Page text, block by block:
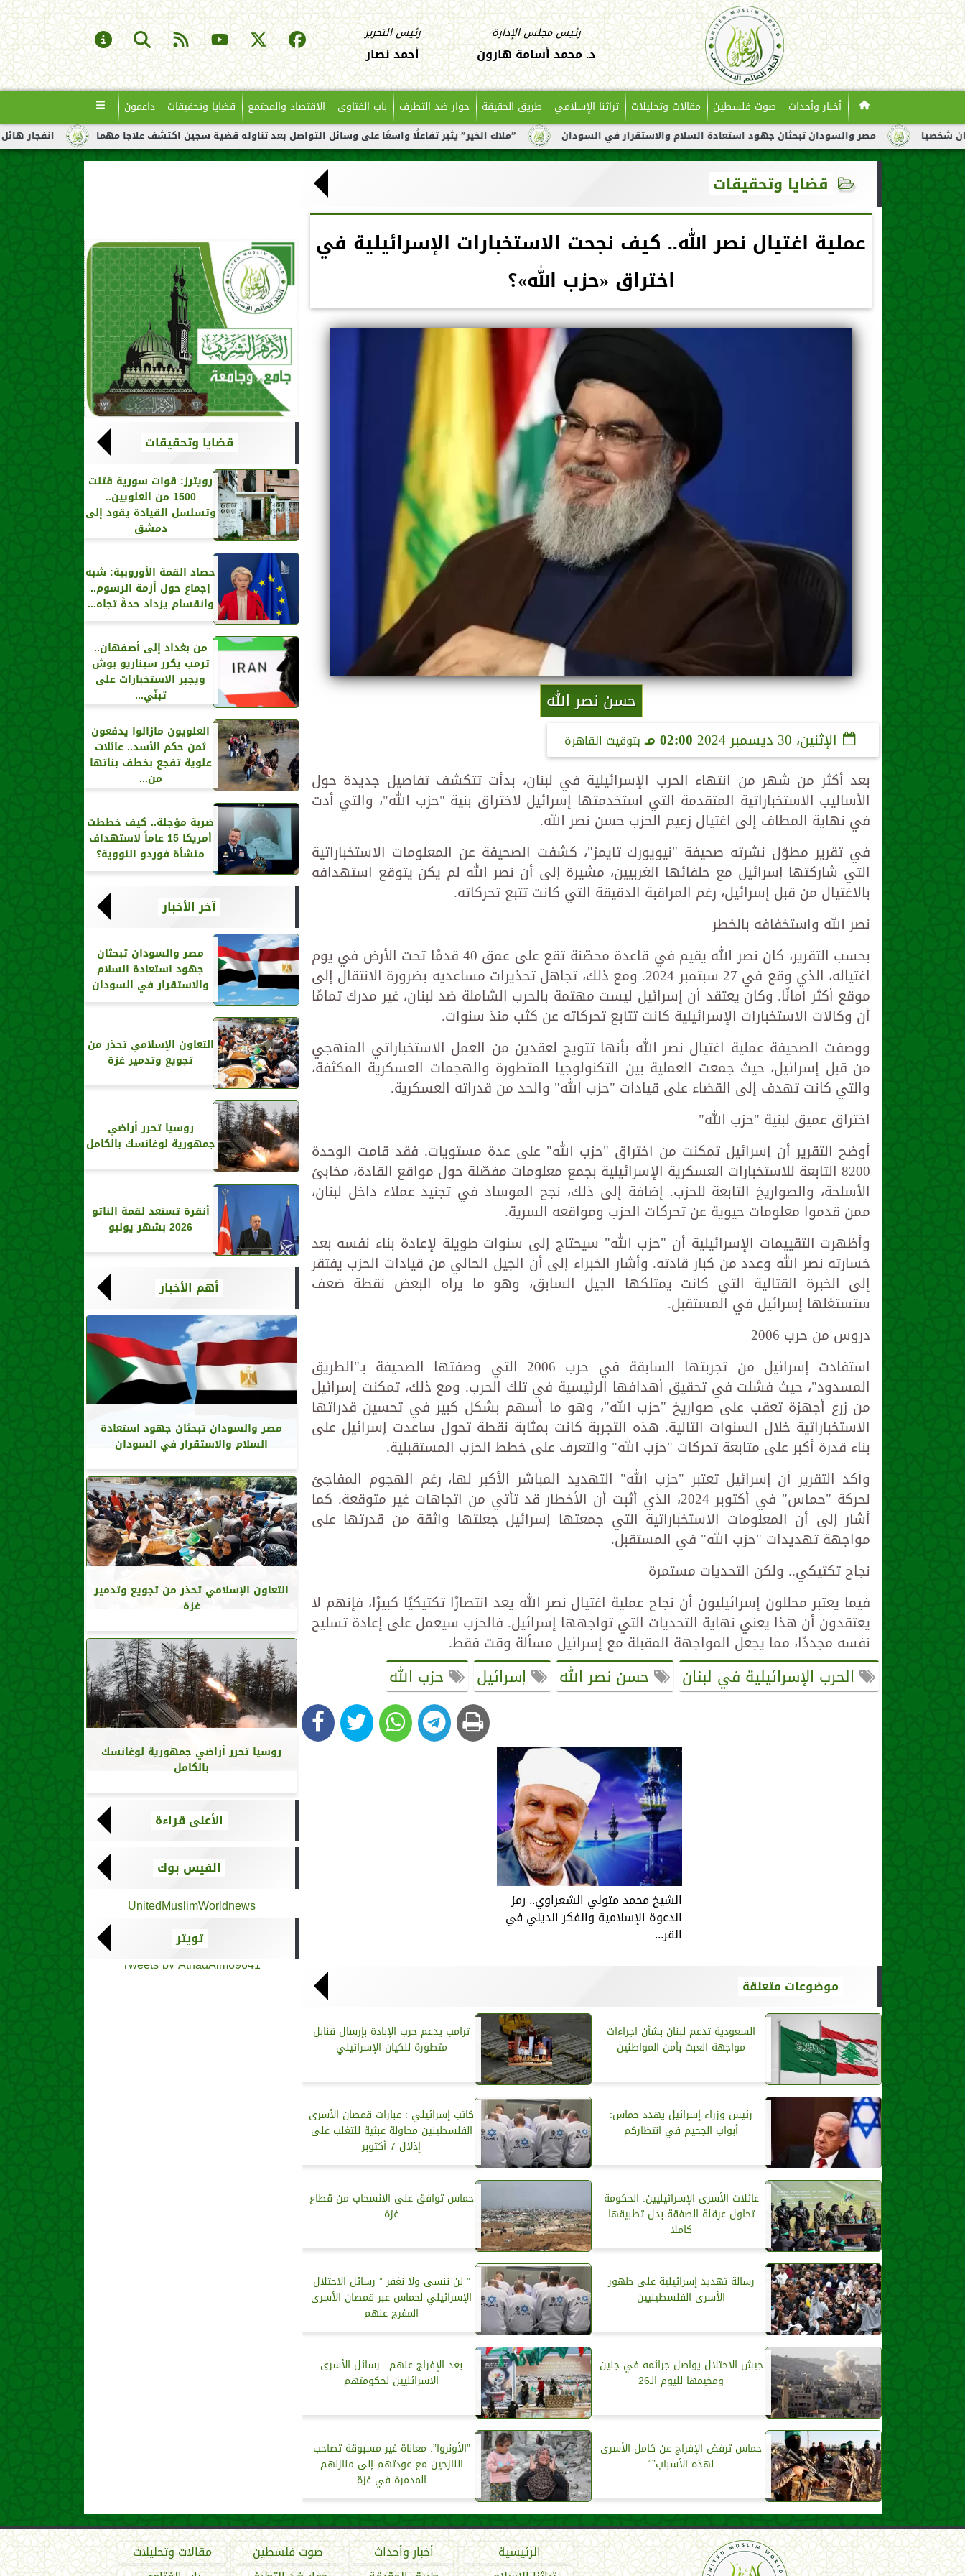
رئيس مجلس الإدارة
د. محمد أسامة هارون
رئيس التحرير
أحمد نصار
أخبار وأحداث صوت فلسطين مقالات وتحليلات تراثنا الإسلامي طريق الحقيقة حوار ضد التطرف باب الفتاوى الاقتصاد والمجتمع قضايا وتحقيقات داعمون
انفجار هائل لناقلة نفط ”ملاك الخير” يثير تفاعلًا واسعًا على وسائل التواصل بعد تناوله قضية سجين اكتشف علاجا مهما مصر والسودان تبحثان جهود استعادة السلام والاستقرار في السودان
قضايا وتحقيقات
عملية اغتيال نصر الله.. كيف نجحت الاستخبارات الإسرائيلية في
اختراق «حزب الله»؟
حسن نصر الله
الإثنين، 30 ديسمبر 2024 02:00 مـ بتوقيت القاهرة
بعد أكثر من شهر من انتهاء الحرب الإسرائيلية في لبنان، بدأت تتكشف تفاصيل جديدة حول
الأساليب الاستخباراتية المتقدمة التي استخدمتها إسرائيل لاختراق بنية "حزب الله"، والتي أدت
في نهاية المطاف إلى اغتيال زعيم الحزب حسن نصر الله.
في تقرير مطوّل نشرته صحيفة "نيويورك تايمز"، كشفت الصحيفة عن المعلومات الاستخباراتية
التي شاركتها إسرائيل مع حلفائها الغربيين، مشيرة إلى أن نصر الله لم يكن يتوقع استهدافه
بالاغتيال من قبل إسرائيل، رغم المراقبة الدقيقة التي كانت تتبع تحركاته.
نصر الله واستخفافه بالخطر
بحسب التقرير، كان نصر الله يقيم في قاعدة محصّنة تقع على عمق 40 قدمًا تحت الأرض في يوم
اغتياله، الذي وقع في 27 سبتمبر 2024. ومع ذلك، تجاهل تحذيرات مساعديه بضرورة الانتقال إلى
موقع أكثر أمانًا. وكان يعتقد أن إسرائيل ليست مهتمة بالحرب الشاملة ضد لبنان، غير مدرك تمامًا
أن وكالات الاستخبارات الإسرائيلية كانت تتابع تحركاته عن كثب منذ سنوات.
ووصفت الصحيفة عملية اغتيال نصر الله بأنها تتويج لعقدين من العمل الاستخباراتي المنهجي
من قبل إسرائيل، حيث جمعت العملية بين التكنولوجيا المتطورة والهجمات العسكرية المكثفة،
والتي كانت تهدف إلى القضاء على قيادات "حزب الله" والحد من قدراته العسكرية.
اختراق عميق لبنية "حزب الله"
أوضح التقرير أن إسرائيل تمكنت من اختراق "حزب الله" على عدة مستويات. فقد قامت الوحدة
8200 التابعة للاستخبارات العسكرية الإسرائيلية بجمع معلومات مفصّلة حول مواقع القادة، مخابئ
الأسلحة، والصواريخ التابعة للحزب. إضافة إلى ذلك، نجح الموساد في تجنيد عملاء داخل لبنان،
ممن قدموا معلومات حيوية عن تحركات الحزب ومواقعه السرية.
وأظهرت التقييمات الإسرائيلية أن "حزب الله" سيحتاج إلى سنوات طويلة لإعادة بناء نفسه بعد
خسارته نصر الله وعدد من كبار قادته. وأشار الخبراء إلى أن الجيل الحالي من قيادات الحزب يفتقر
إلى الخبرة القتالية التي كانت يمتلكها الجيل السابق، وهو ما يراه البعض نقطة ضعف
ستستغلها إسرائيل في المستقبل.
دروس من حرب 2006
استفادت إسرائيل من تجربتها السابقة في حرب 2006 التي وصفتها الصحيفة بـ"الطريق
المسدود"، حيث فشلت في تحقيق أهدافها الرئيسية في تلك الحرب. ومع ذلك، تمكنت إسرائيل
من زرع أجهزة تعقب على صواريخ "حزب الله"، وهو ما أسهم بشكل كبير في تحسين قدراتها
الاستخباراتية خلال السنوات التالية. هذه التجربة كانت بمثابة نقطة تحول ساعدت إسرائيل على
بناء قدرة أكبر على متابعة تحركات "حزب الله" والتعرف على خطط الحزب المستقبلية.
وأكد التقرير أن إسرائيل تعتبر "حزب الله" التهديد المباشر الأكبر لها، رغم الهجوم المفاجئ
لحركة "حماس" في أكتوبر 2024، الذي أثبت أن الأخطار قد تأتي من اتجاهات غير متوقعة. كما
أشار إلى أن المعلومات الاستخباراتية التي جمعتها إسرائيل جعلتها واثقة من قدرتها على
مواجهة تهديدات "حزب الله" في المستقبل.
نجاح تكتيكي.. ولكن التحديات مستمرة
فيما يعتبر محللون إسرائيليون أن نجاح عملية اغتيال نصر الله يعد انتصارًا تكتيكيًا كبيرًا، فإنهم لا
يعتقدون أن هذا يعني نهاية التحديات التي تواجهها إسرائيل. فالحزب سيعمل على إعادة تسليح
نفسه مجددًا، مما يجعل المواجهة المقبلة مع إسرائيل مسألة وقت فقط.
الحرب الإسرائيلية في لبنان حسن نصر الله إسرائيل حزب الله
الشيخ محمد متولي الشعراوي.. رمز
الدعوة الإسلامية والفكر الديني في
القر...
موضوعات متعلقة
السعودية تدعم لبنان بشأن اجراءات
مواجهة العبث بأمن المواطنين
ترامب يدعم حرب الإبادة بإرسال قنابل
متطورة للكيان الإسرائيلي
رئيس وزراء إسرائيل يهدد حماس:
أبواب الجحيم في انتظاركم
كاتب إسرائيلي : عبارات قمصان الأسرى
الفلسطينين محاولة عبثية للتغلب على
إذلال 7 أكتوبر
عائلات الأسرى الإسرائيليين: الحكومة
تحاول عرقلة الصفقة بدل تطبيقها
كاملا
حماس توافق على الانسحاب من قطاع
غزة
رسالة تهديد إسرائيلية على ظهور
الأسرى الفلسطينيين
” لن ننسى ولا نغفر ” رسائل الاحتلال
الإسرائيلي لحماس عبر قمصان الأسرى
المفرج عنهم
جيش الاحتلال يواصل جرائمه في جنين
ومخيمها لليوم الـ26
بعد الإفراج عنهم.. رسائل الأسرى
الاسرائليين لحكومتهم
حماس ترفض الإفراج عن كامل الأسرى
لهذه الأسباب”“
”الأونروا”: معاناة غير مسبوقة تصاحب
النازحين مع عودتهم إلى منازلهم
المدمرة في غزة
قضايا وتحقيقات
رويترز‏: قوات سورية قتلت
1500 من العلويين..
وتسلسل القيادة يقود إلى
دمشق
حصاد القمة الأوروبية: شبه
إجماع حول أزمة الرسوم..
وانقسام يزداد حدةً تجاه...
من بغداد إلى أصفهان..
ترمب يكرر سيناريو بوش
ويجبر الاستخبارات على
تبنّي...
العلويون مازالوا يدفعون
ثمن حكم الأسد.. عائلات
علوية تفجع بخطف بناتها
من...
ضربة مؤجلة.. كيف خططت
أمريكا 15 عاماً لاستهداف
منشأة فوردو النووية؟
آخر الأخبار
مصر والسودان تبحثان
جهود استعادة السلام
والاستقرار في السودان
التعاون الإسلامي تحذر من
تجويع وتدمير غزة
روسيا تحرر أراضي
جمهورية لوغانسك بالكامل
أنقرة تستعد لقمة الناتو
2026 بشهر يوليو
أهم الأخبار
مصر والسودان تبحثان جهود استعادة
السلام والاستقرار في السودان
التعاون الإسلامي تحذر من تجويع وتدمير
غزة
روسيا تحرر أراضي جمهورية لوغانسك
بالكامل
الأعلى قراءة
الفيس بوك
UnitedMuslimWorldnews
تويتر
Tweets by AthadAlm69641
الرئيسية أخبار وأحداث صوت فلسطين
مقالات وتحليلات